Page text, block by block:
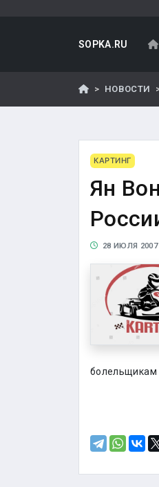
SOPKA.RU
НОВОСТИ
КАРТИНГ
Ян
28 ИЮЛЯ 2007
болельщикам